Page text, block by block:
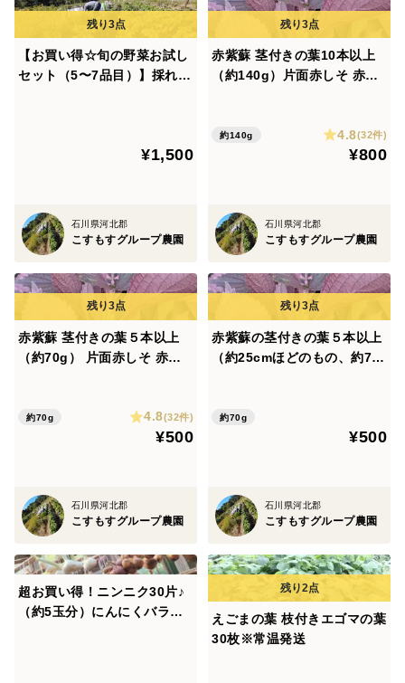
※同一の商品を複数ご希望の場合は、ご注文の際に「今す
と、まとまるかと思います。
※チルド配送は60サイズの場合は225円、80サイズの場合
は360円となります。
の日の夕方に発送→翌日の午後のご到着、となります。
※一部地域、または状況によって翌日お届けできない場合
◆当農園は、電話など、お問い合わせフォーム以外での対
応は行っておりません。
ご質問、ご連絡等がございましたら食べチョク事務局、ま
たは「この商品に関連するＱ＆Ａ」やコメント欄からご連
ら「〇〇と◯◯を希望」等にてご連絡ください。
※ご連絡いただきました場合、不用なお野菜はお入れい
ださいますよう、よろしくお願いいたします。
【お買い得☆旬の野菜お試し
セット（5〜7品目）】採れた
にたっぷりお入れいたします
¥1,500
石川県河北郡
こすもすグループ農園
赤紫蘇 茎付きの葉10本以上
（約140g）片面赤しそ 赤じ
発送
約140g 4.8(32件)
¥800
石川県河北郡
こすもすグループ農園
赤紫蘇 茎付きの葉５本以上
（約70g） 片面赤しそ 赤じ
温発送
約70g 4.8(32件)
¥500
石川県河北郡
こすもすグループ農園
赤紫蘇の茎付きの葉５本以上
（約25cmほどのもの、約70
薬、除草剤、化学肥料不使用
約70g
¥500
石川県河北郡
こすもすグループ農園
超お買い得！ニンニク30片♪
（約5玉分）にんにくバラ売
えごまの葉 枝付きエゴマの葉
30枚※常温発送